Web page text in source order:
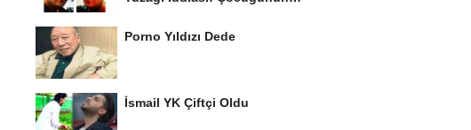
Porno Yıldızı Dede
İsmail YK Çiftçi Oldu